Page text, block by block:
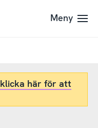
Meny
klicka här för att